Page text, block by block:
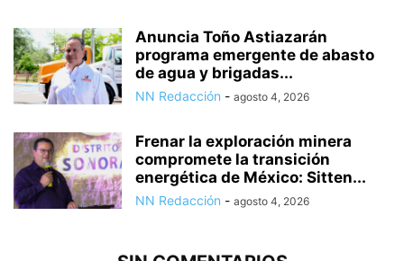
Anuncia Toño Astiazarán
programa emergente de abasto
de agua y brigadas...
NN Redacción - agosto 4, 2026
Frenar la exploración minera
compromete la transición
energética de México: Sitten...
NN Redacción - agosto 4, 2026